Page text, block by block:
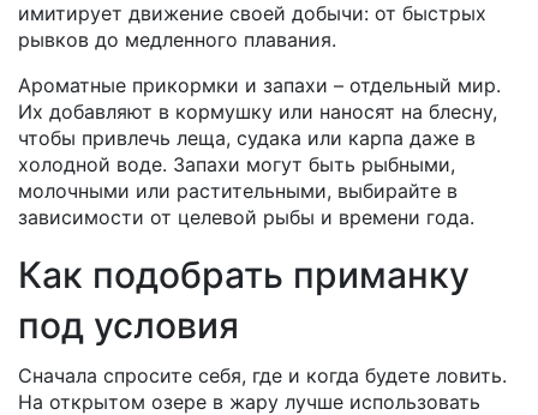
имитирует движение своей добычи: от быстрых
рывков до медленного плавания.
Ароматные прикормки и запахи – отдельный мир.
Их добавляют в кормушку или наносят на блесну,
чтобы привлечь леща, судака или карпа даже в
холодной воде. Запахи могут быть рыбными,
молочными или растительными, выбирайте в
зависимости от целевой рыбы и времени года.
Как подобрать приманку
под условия
Сначала спросите себя, где и когда будете ловить.
На открытом озере в жару лучше использовать